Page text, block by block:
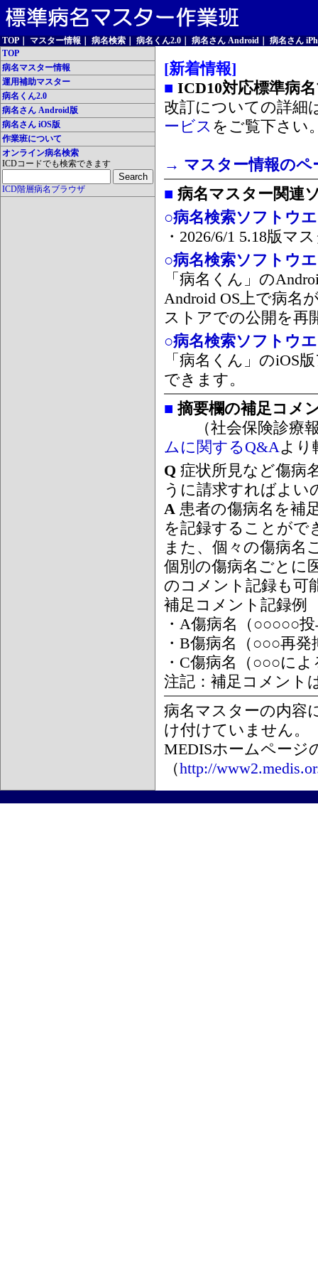
TOP マスター情報 病名検索 病名くん2.0 病名さん Android
病名さん
TOP
病名マスター情報
運用補助マスター
病名くん2.0
病名さん Android版
病名さん iOS版
作業班について
オンライン病名検索
ICDコードでも検索できます
ICD階層病名ブラウザ
[新着情報]
■ ICD10対応標準病
改訂についての詳細
ービス をご覧下さい
→ マスター情報のペ
■ 病名マスター関連
○病名検索ソフトウ
・2026/6/1 5.18版マ
○病名検索ソフトウ
「病名くん」の
Android OS上で病名
ストアでの公開を再
○病名検索ソフトウ
「病名くん」のiOS
できます。
■ 摘要欄の補足コメ
（社会保険診療報
ムに関するQ&Aより
Q 症状所見など傷病
うに請求すればよい
A 患者の傷病名を補
を記録することがで
また、個々の傷病名
個別の傷病名ごとに
のコメント記録も可
補足コメント記録例
・A傷病名（○○○○○
・B傷病名（○○○再
・C傷病名（○○○に
注記：補足コメント
病名マスターの内容
け付けていません。
MEDISホームページ
（http://